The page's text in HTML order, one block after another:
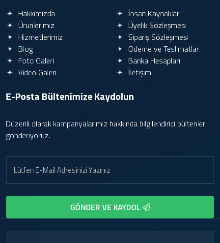
Hakkımızda
Ürünlerimiz
Hizmetlerimiz
Blog
Foto Galeri
Video Galeri
İnsan Kaynakları
Üyelik Sözleşmesi
Sipariş Sözleşmesi
Ödeme ve Teslimatlar
Banka Hesapları
İletişim
E-Posta BültenimizeKaydolun
Düzenli olarak kampanyalarımız hakkında bilgilendirici bültenler
gönderiyoruz.
GÖNDER VE KAYDOL